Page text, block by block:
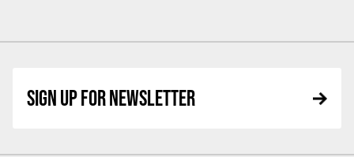
SIGN UP FOR NEWSLETTER